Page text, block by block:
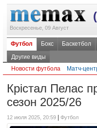
Воскресенье, 09 Август
Футбол Бокс Баскетбол
Другие виды
Новости футбола
Матч-
Крістал Пелас
сезон 2025/26
12 июля 2025, 20:59 Футбол